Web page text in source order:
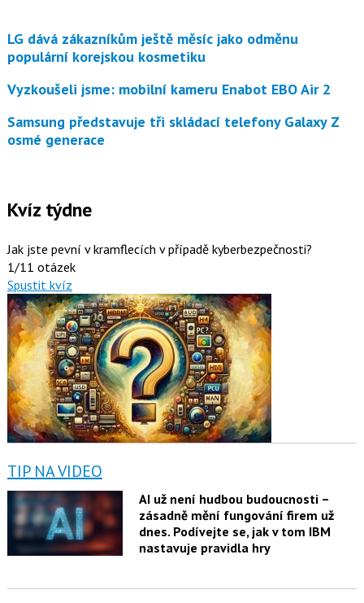
LG dává zákazníkům ještě měsíc jako odměnu
populární korejskou kosmetiku
Vyzkoušeli jsme: mobilní kameru Enabot EBO Air 2
Samsung představuje tři skládací telefony Galaxy Z
osmé generace
Kvíz týdne
Jak jste pevní v kramflecích v případě kyberbezpečnosti?
1/11 otázek
Spustit kvíz
TIP NA VIDEO
AI už není hudbou budoucnosti –
zásadně mění fungování firem už
dnes. Podívejte se, jak v tom IBM
nastavuje pravidla hry